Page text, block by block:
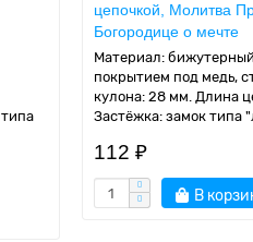
цепочкой, Молитва
Богородице о мечте
Материал:
покрытием под медь,
кулона: 28 мм. Длина
Застёжка: замок типа
112 ₽
В